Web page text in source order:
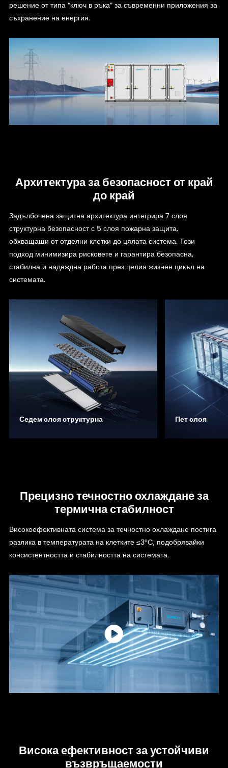
решение от типа “ключ в ръка” за съвременни приложения за
съхранение на енергия.
Архитектура за безопасност от край
до край
Задълбочена защитна архитектура интегрира 7 слоя
структурна безопасност с 5 слоя пожарна защита,
обхващащи от отделни клетки до цялата система. Този
подход минимизира рисковете и гарантира безопасна,
стабилна и надеждна работа през целия жизнен цикъл на
системата.
Седем слоя структурна Пет слоя
Прецизно течностно охлаждане за
термична стабилност
Високоефективната система за течностно охлаждане постига
разлика в температурата на клетките ≤3°C, подобрявайки
консистентността и стабилността на системата.
Висока ефективност за устойчиви
възвръщаемости